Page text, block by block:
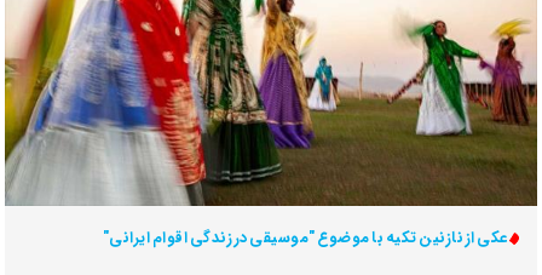
عکی از نازنین تکیه با موضوع "موسیقی در زندگی اقوام ایرانی"